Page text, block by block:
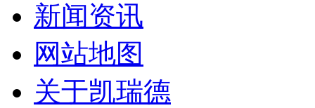
新闻资讯
网站地图
关于凯瑞德